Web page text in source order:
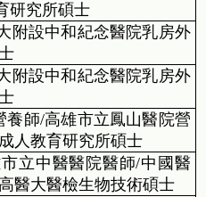
研究所碩士
附設中和紀念醫院乳房外
附設中和紀念醫院乳房外
養師/高雄市立鳳山醫院營
人教育研究所碩士
立中醫醫院醫師/中國醫
醫大醫檢生物技術碩士